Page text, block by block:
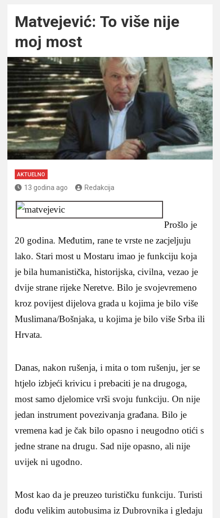
Matvejević: To više nije
moj most
AKTUELNO
13 godina ago Redakcija
Prošlo je
20 godina. Međutim, rane te vrste ne zacjeljuju
lako. Stari most u Mostaru imao je funkciju koja
je bila humanistička, historijska, civilna, vezao je
dvije strane rijeke Neretve. Bilo je svojevremeno
kroz povijest dijelova grada u kojima je bilo više
Muslimana/Bošnjaka, u kojima je bilo više Srba ili
Hrvata.
Danas, nakon rušenja, i mita o tom rušenju, jer se
htjelo izbjeći krivicu i prebaciti je na drugoga,
most samo djelomice vrši svoju funkciju. On nije
jedan instrument povezivanja građana. Bilo je
vremena kad je čak bilo opasno i neugodno otići s
jedne strane na drugu. Sad nije opasno, ali nije
uvijek ni ugodno.
Most kao da je preuzeo turističku funkciju. Turisti
dođu velikim autobusima iz Dubrovnika i gledaju